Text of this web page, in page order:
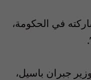
في الحكومة،
جبران باسيل،